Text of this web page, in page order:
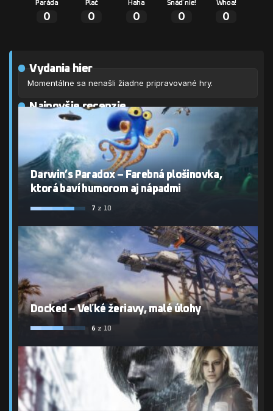
Paráda
0
Plač
0
Haha
0
Snáď nie!
0
Whoa!
0
Vydania hier
Momentálne sa nenašli žiadne pripravované hry.
Najnovšie recenzie
Darwin’s Paradox – Farebná plošinovka,
ktorá baví humorom aj nápadmi
7 z 10
Docked – Veľké žeriavy, malé úlohy
6 z 10